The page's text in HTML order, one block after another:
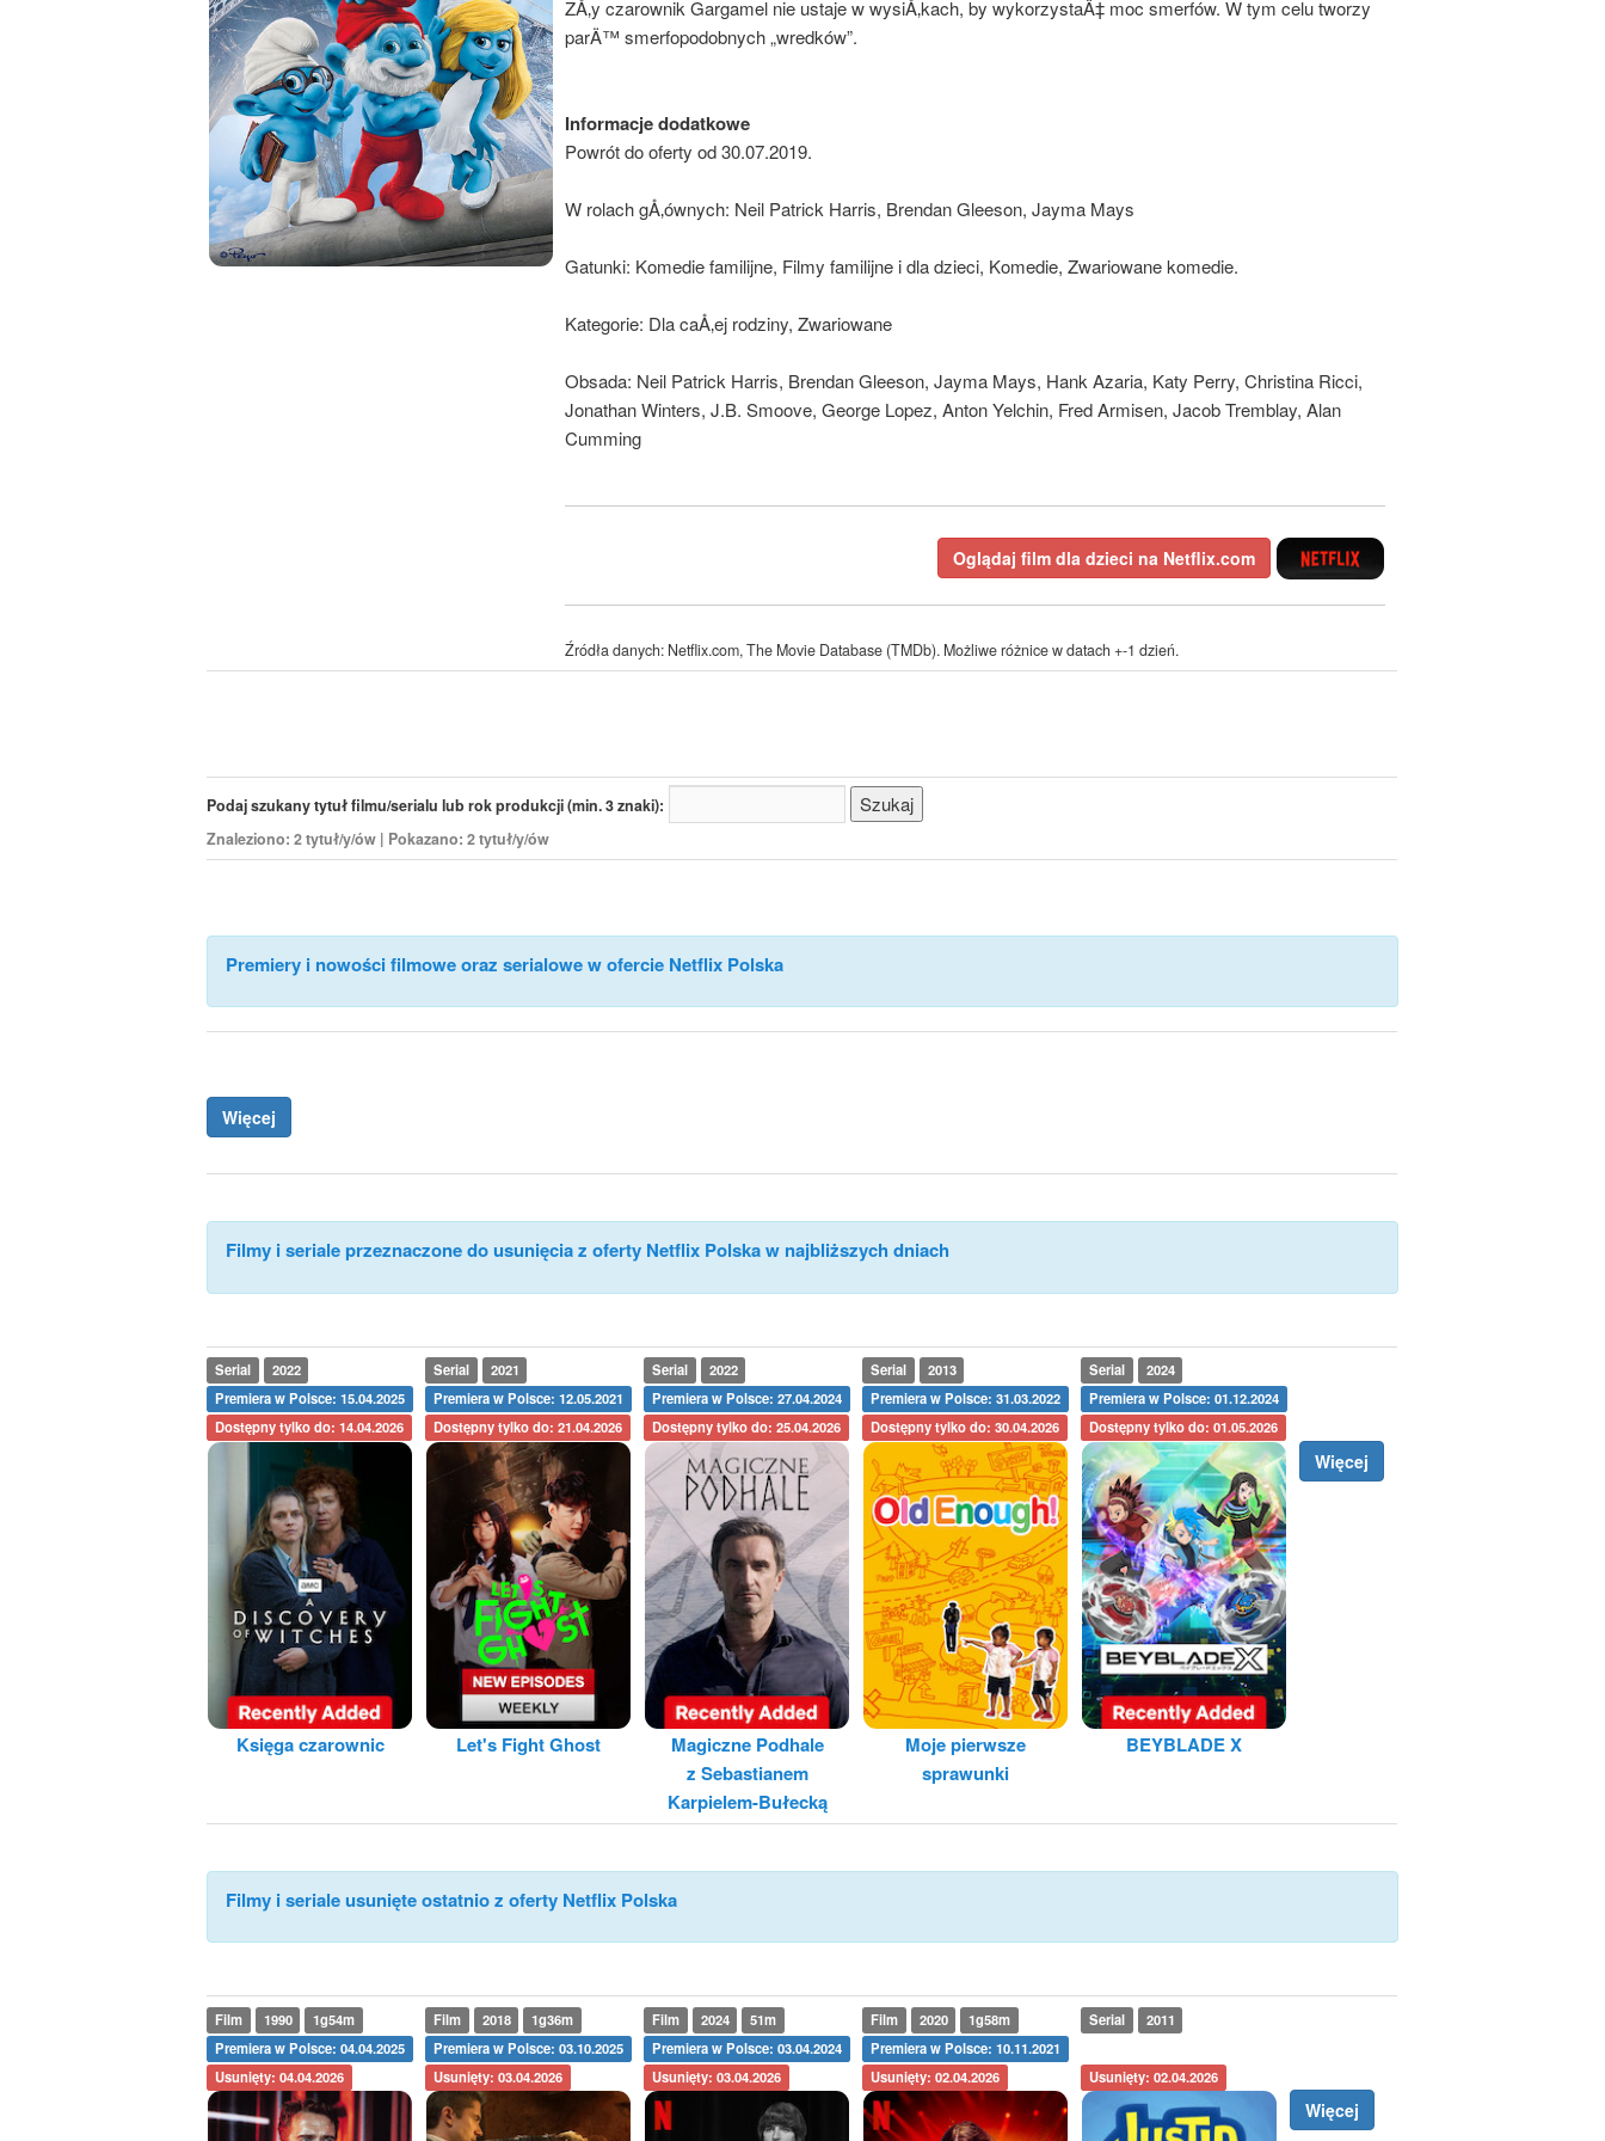
ZÅ‚y czarownik Gargamel nie ustaje w wysiÅ‚kach, by wykorzystaÄ‡ moc smerfów. W tym celu tworzy
parÄ™ smerfopodobnych „wredków”.
Informacje dodatkowe
Powrót do oferty od 30.07.2019.
W rolach gÅ‚ównych: Neil Patrick Harris, Brendan Gleeson, Jayma Mays
Gatunki: Komedie familijne, Filmy familijne i dla dzieci, Komedie, Zwariowane komedie.
Kategorie: Dla caÅ‚ej rodziny, Zwariowane
Obsada: Neil Patrick Harris, Brendan Gleeson, Jayma Mays, Hank Azaria, Katy Perry, Christina Ricci,
Jonathan Winters, J.B. Smoove, George Lopez, Anton Yelchin, Fred Armisen, Jacob Tremblay, Alan
Cumming
Oglądaj film dla dzieci na Netflix.com
Źródła danych: Netflix.com, The Movie Database (TMDb). Możliwe różnice w datach +-1 dzień.
Podaj szukany tytuł filmu/serialu lub rok produkcji (min. 3 znaki):
Znaleziono: 2 tytuł/y/ów | Pokazano: 2 tytuł/y/ów
Premiery i nowości filmowe oraz serialowe w ofercie Netflix Polska
Więcej
Filmy i seriale przeznaczone do usunięcia z oferty Netflix Polska w najbliższych dniach
Serial
2022
Premiera w Polsce: 15.04.2025
Dostępny tylko do: 14.04.2026
Księga czarownic
Serial
2021
Premiera w Polsce: 12.05.2021
Dostępny tylko do: 21.04.2026
Let's Fight Ghost
Serial
2022
Premiera w Polsce: 27.04.2024
Dostępny tylko do: 25.04.2026
Magiczne Podhale
z Sebastianem
Karpielem-Bułecką
Serial
2013
Premiera w Polsce: 31.03.2022
Dostępny tylko do: 30.04.2026
Moje pierwsze
sprawunki
Serial
2024
Premiera w Polsce: 01.12.2024
Dostępny tylko do: 01.05.2026
BEYBLADE X
Więcej
Filmy i seriale usunięte ostatnio z oferty Netflix Polska
Film 1990
1g54m
Premiera w Polsce: 04.04.2025
Usunięty: 04.04.2026
Film 2018
1g36m
Premiera w Polsce: 03.10.2025
Usunięty: 03.04.2026
Film 2024
51m
Premiera w Polsce: 03.04.2024
Usunięty: 03.04.2026
Film 2020
1g58m
Premiera w Polsce: 10.11.2021
Usunięty: 02.04.2026
Serial 2011
Usunięty: 02.04.2026
Więcej